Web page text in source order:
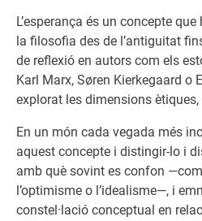
L’esperança és un concepte
la filosofia des de l’antiguitat
de reflexió en autors com els
Karl Marx, Søren Kierkegaard o
explorat les dimensions
En un món cada vegada més
aquest concepte i distingir-lo i
amb què sovint es confon
l’optimisme o l’idealisme—, i
constel·lació conceptual en